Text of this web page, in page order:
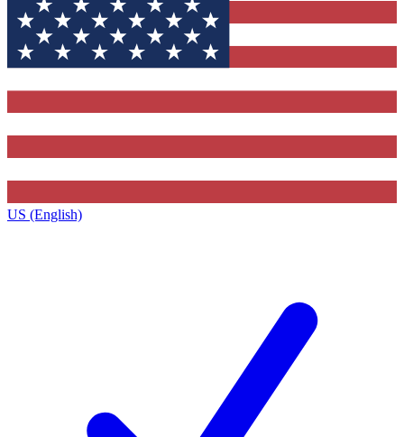
US (English)